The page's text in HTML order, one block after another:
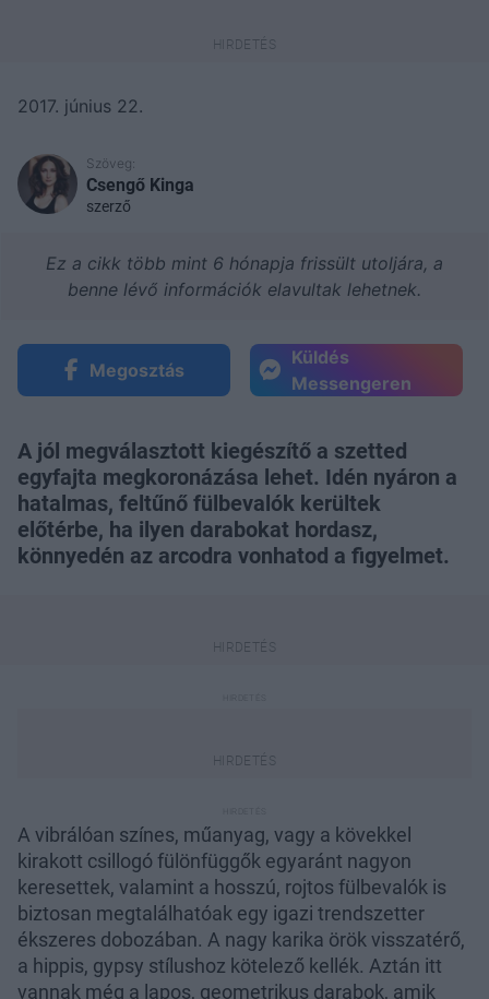
2017. június 22.
Szöveg:
Csengő Kinga
szerző
Ez a cikk több mint 6 hónapja frissült utoljára, a
benne lévő információk elavultak lehetnek.
Megosztás
Küldés
Messengeren
A jól megválasztott kiegészítő a szetted
egyfajta megkoronázása lehet. Idén nyáron a
hatalmas, feltűnő fülbevalók kerültek
előtérbe, ha ilyen darabokat hordasz,
könnyedén az arcodra vonhatod a figyelmet.
A vibrálóan színes, műanyag, vagy a kövekkel
kirakott csillogó fülönfüggők egyaránt nagyon
keresettek, valamint a hosszú, rojtos fülbevalók is
biztosan megtalálhatóak egy igazi trendszetter
ékszeres dobozában. A nagy karika örök visszatérő,
a hippis, gypsy stílushoz kötelező kellék. Aztán itt
vannak még a lapos, geometrikus darabok, amik